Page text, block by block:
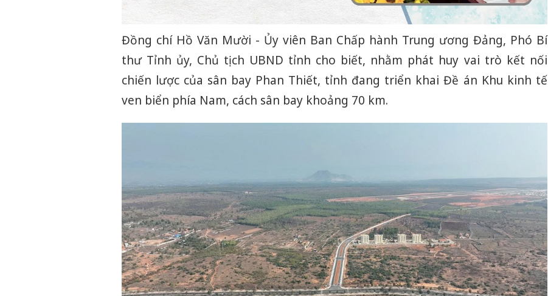
Đồng chí Hồ Văn Mười - Ủy viên Ban Chấp hành Trung ương Đảng, Phó Bí
thư Tỉnh ủy, Chủ tịch UBND tỉnh cho biết, nhằm phát huy vai trò kết nối
chiến lược của sân bay Phan Thiết, tỉnh đang triển khai Đề án Khu kinh tế
ven biển phía Nam, cách sân bay khoảng 70 km.